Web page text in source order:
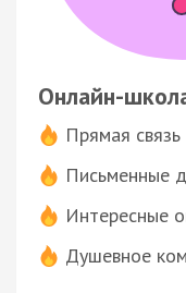
Онлайн-
Прямая
Письменные
Интересные
Душевное